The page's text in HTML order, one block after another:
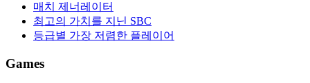
매치 제너레이터
최고의 가치를 지닌 SBC
등급별 가장 저렴한 플레이어
Games